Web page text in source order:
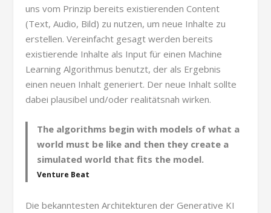
uns vom Prinzip bereits existierenden Content
(Text, Audio, Bild) zu nutzen, um neue Inhalte zu
erstellen. Vereinfacht gesagt werden bereits
existierende Inhalte als Input für einen Machine
Learning Algorithmus benutzt, der als Ergebnis
einen neuen Inhalt generiert. Der neue Inhalt sollte
dabei plausibel und/oder realitätsnah wirken.
The algorithms begin with models of what a
world must be like and then they create a
simulated world that fits the model.
Venture Beat
Die bekanntesten Architekturen der Generative KI